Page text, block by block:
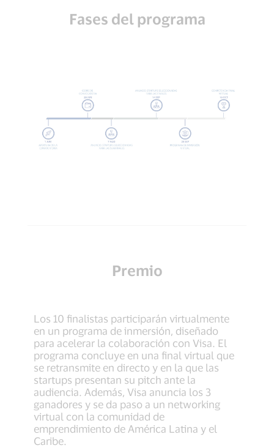
Fases del programa
Premio
Los 10 finalistas participarán virtualmente
en un programa de inmersión, diseñado
para acelerar la colaboración con Visa. El
programa concluye en una final virtual que
se retransmite en directo y en la que las
startups presentan su pitch ante la
audiencia. Además, Visa anuncia los 3
ganadores y se da paso a un networking
virtual con la comunidad de
emprendimiento de América Latina y el
Caribe.